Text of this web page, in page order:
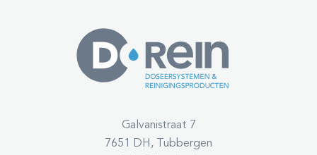
Galvanistraat 7
7651 DH, Tubbergen